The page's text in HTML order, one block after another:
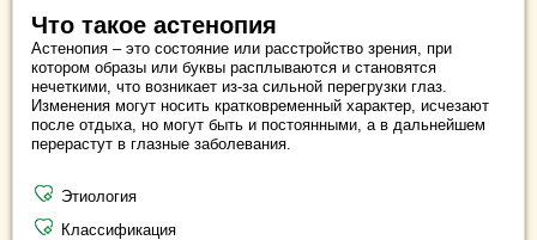
Что такое астенопия
Астенопия – это состояние или расстройство зрения, при
котором образы или буквы расплываются и становятся
нечеткими, что возникает из-за сильной перегрузки глаз.
Изменения могут носить кратковременный характер, исчезают
после отдыха, но могут быть и постоянными, а в дальнейшем
перерастут в глазные заболевания.
Этиология
Классификация